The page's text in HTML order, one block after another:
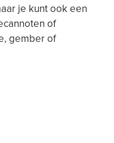
je kunt ook een
of
gember of